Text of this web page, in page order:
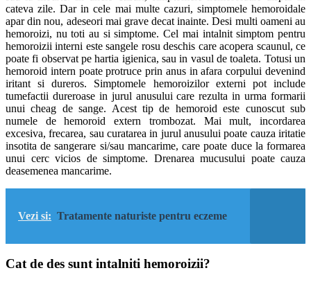
cateva zile. Dar in cele mai multe cazuri, simptomele hemoroidale
apar din nou, adeseori mai grave decat inainte. Desi multi oameni au
hemoroizi, nu toti au si simptome. Cel mai intalnit simptom pentru
hemoroizii interni este sangele rosu deschis care acopera scaunul, ce
poate fi observat pe hartia igienica, sau in vasul de toaleta. Totusi un
hemoroid intern poate protruce prin anus in afara corpului devenind
iritant si dureros. Simptomele hemoroizilor externi pot include
tumefactii dureroase in jurul anusului care rezulta in urma formarii
unui cheag de sange. Acest tip de hemoroid este cunoscut sub
numele de hemoroid extern trombozat. Mai mult, incordarea
excesiva, frecarea, sau curatarea in jurul anusului poate cauza iritatie
insotita de sangerare si/sau mancarime, care poate duce la formarea
unui cerc vicios de simptome. Drenarea mucusului poate cauza
deasemenea mancarime.
Vezi si: Tratamente naturiste pentru eczeme
Cat de des sunt intalniti hemoroizii?